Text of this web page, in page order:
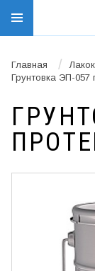
Главная /
Грунтовка ЭП-057